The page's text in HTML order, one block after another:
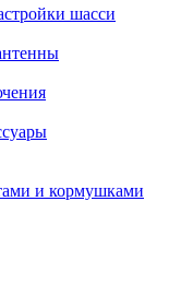
шасси
и кормушками